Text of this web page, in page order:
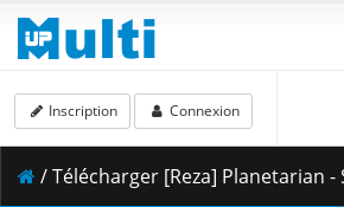
Inscription Connexion
/ Télécharger [Reza] Planetarian - S01E01.mkv.005 (